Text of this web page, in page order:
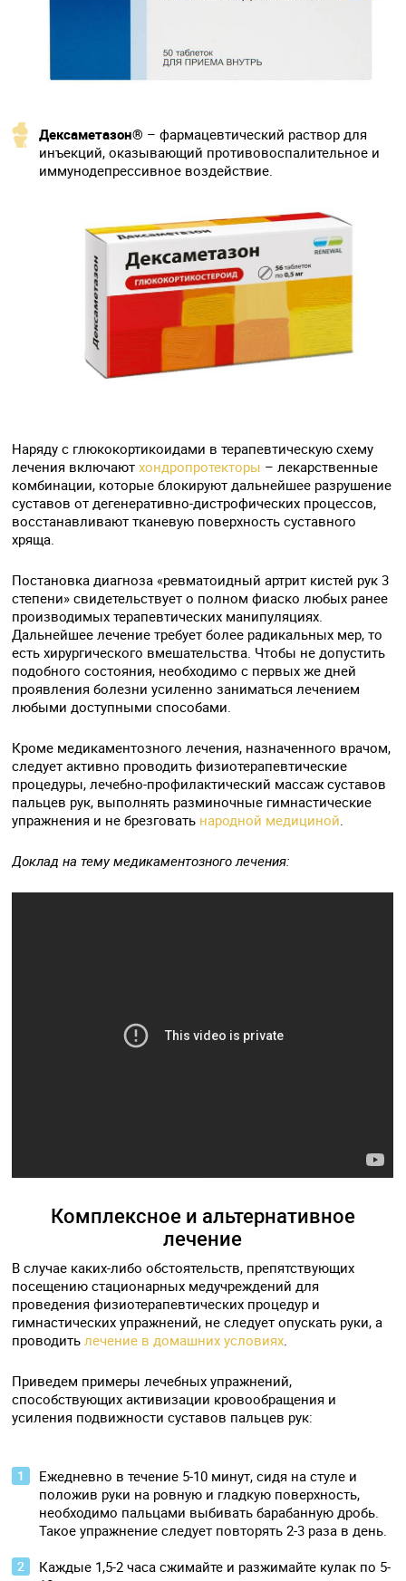
Дексаметазон® – фармацевтический раствор для
инъекций, оказывающий противовоспалительное и
иммунодепрессивное воздействие.
Наряду с глюкокортикоидами в терапевтическую схему
лечения включаютхондропротекторы – лекарственные
комбинации, которые блокируют дальнейшее разрушение
суставов от дегенеративно-дистрофических процессов,
восстанавливают тканевую поверхность суставного
хряща.
Постановка диагноза «ревматоидный артрит кистей рук 3
степени» свидетельствует о полном фиаско любых ранее
производимых терапевтических манипуляциях.
Дальнейшее лечение требует более радикальных мер, то
есть хирургического вмешательства. Чтобы не допустить
подобного состояния, необходимо с первых же дней
проявления болезни усиленно заниматься лечением
любыми доступными способами.
Кроме медикаментозного лечения, назначенного врачом,
следует активно проводить физиотерапевтические
процедуры, лечебно-профилактический массаж суставов
пальцев рук, выполнять разминочные гимнастические
упражнения и не брезговать народной медициной
Доклад на тему медикаментозного лечения:
Комплексное и альтернативное
лечение
В случае каких-либо обстоятельств, препятствующих
посещению стационарных медучреждений для
проведения физиотерапевтических процедур и
гимнастических упражнений, не следует опускать руки, а
проводить лечение в домашних условиях
Приведем примеры лечебных упражнений,
способствующих активизации кровообращения и
усиления подвижности суставов пальцев рук:
Ежедневно в течение 5-10 минут, сидя на стуле и
положив руки на ровную и гладкую поверхность,
необходимо пальцами выбивать барабанную дробь.
Такое упражнение следует повторять 2-3 раза в день.
Каждые 1,5-2 часа сжимайте и разжимайте кулак по 5-